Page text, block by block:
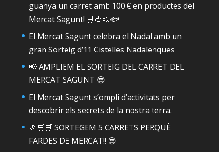
guanya un carret amb 100 € en productes del
Mercat Sagunt! 🛒🍅🧀🐟
El Mercat Sagunt celebra el Nadal amb un
gran Sorteig d’11 Cistelles Nadalenques
📢 AMPLIEM EL SORTEIG DEL CARRET DEL
MERCAT SAGUNT 😎
El Mercat Sagunt s’ompli d’activitats per
descobrir els secrets de la nostra terra.
🎉🛒🛒 SORTEGEM 5 CARRETS PERQUÈ
FARDES DE MERCAT!! 😎